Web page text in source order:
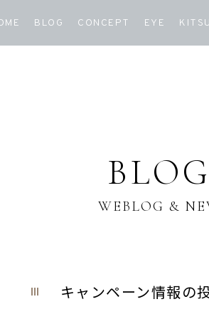
BLOG CONCEPT EYE
BLOG
WEBLOG &
キャンペーン情報の